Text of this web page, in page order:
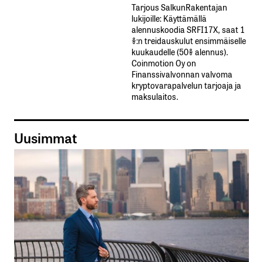
Tarjous SalkunRakentajan
lukijoille: Käyttämällä​ ​
alennuskoodia​ ​SRFI17X,​ ​saat​ ​1
%:n treidauskulut​ ​ensimmäiselle​ ​
kuukaudelle​ ​(50%​ ​alennus).
Coinmotion Oy on
Finanssivalvonnan valvoma
kryptovarapalvelun tarjoaja ja
maksulaitos.
Uusimmat